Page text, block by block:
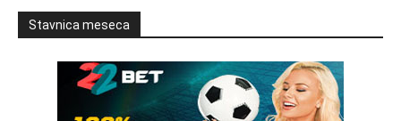
Stavnica meseca